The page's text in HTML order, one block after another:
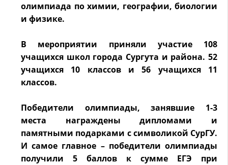
олимпиада по химии, географии, биологии
и физике.
В мероприятии приняли участие 108
учащихся школ города Сургута и района. 52
учащихся 10 классов и 56 учащихся 11
классов.
Победители олимпиады, занявшие 1-3
места награждены дипломами и
памятными подарками с символикой СурГУ.
И самое главное – победители олимпиады
получили 5 баллов к сумме ЕГЭ при